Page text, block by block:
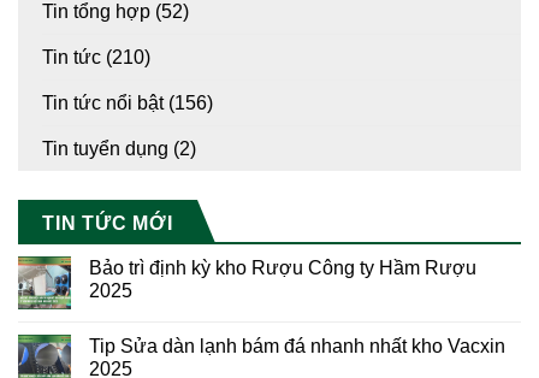
Tin tổng hợp (52)
Tin tức (210)
Tin tức nổi bật(156)
Tin tuyển dụng (2)
TIN TỨC MỚI
Bảo trì định kỳ kho Rượu Công ty Hầm Rượu
2025
Tip Sửa dàn lạnh bám đá nhanh nhất kho Vacxin
2025